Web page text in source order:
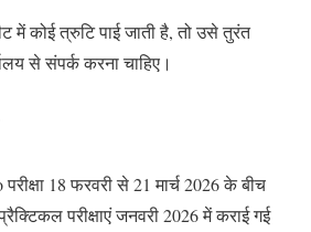
में कोई त्रुटि पाई जाती है, तो उसे तुरंत
से संपर्क करना चाहिए।
18 फरवरी से 21 मार्च 2026 के बीच
परीक्षाएं जनवरी 2026 में कराई गई